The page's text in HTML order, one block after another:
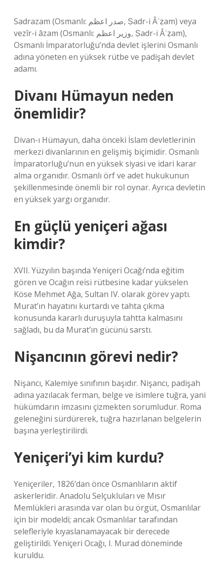
Sadrazam (Osmanlı: صدر اعظم, Ṣadr-i Âʿẓam) veya
vezîr-i âzam (Osmanlı: وزیر اعظم, Ṣadr-i Âʿẓam),
Osmanlı İmparatorluğu’nda devlet işlerini Osmanlı
adına yöneten en yüksek rütbe ve padişah devlet
adamı.
Divanı Hümayun neden
önemlidir?
Divan-ı Hümayun, daha önceki İslam devletlerinin
merkezi divanlarının en gelişmiş biçimidir. Osmanlı
İmparatorluğu’nun en yüksek siyasi ve idari karar
alma organıdır. Osmanlı örf ve adet hukukunun
şekillenmesinde önemli bir rol oynar. Ayrıca devletin
en yüksek yargı organıdır.
En güçlü yeniçeri ağası
kimdir?
XVII. Yüzyılın başında Yeniçeri Ocağı’nda eğitim
gören ve Ocağın reisi rütbesine kadar yükselen
Köse Mehmet Ağa, Sultan IV. olarak görev yaptı.
Murat’ın hayatını kurtardı ve tahta çıkma
konusunda kararlı duruşuyla tahtta kalmasını
sağladı, bu da Murat’ın gücünü sarstı.
Nişancının görevi nedir?
Nişancı, Kalemiye sınıfının başıdır. Nişancı, padişah
adına yazılacak ferman, belge ve isimlere tuğra, yani
hükümdarın imzasını çizmekten sorumludur. Roma
geleneğini sürdürerek, tuğra hazırlanan belgelerin
başına yerleştirilirdi.
Yeniçeri’yi kim kurdu?
Yeniçeriler, 1826’dan önce Osmanlıların aktif
askerleridir. Anadolu Selçukluları ve Mısır
Memlükleri arasında var olan bu örgüt, Osmanlılar
için bir modeldi; ancak Osmanlılar tarafından
selefleriyle kıyaslanamayacak bir derecede
geliştirildi. Yeniçeri Ocağı, I. Murad döneminde
kuruldu.